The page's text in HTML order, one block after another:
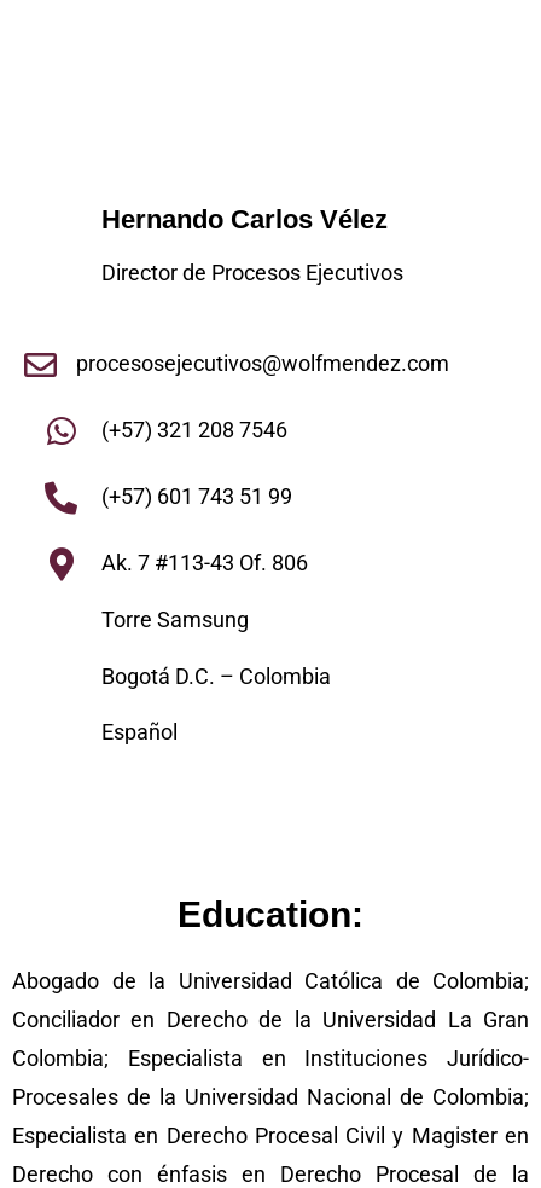
Hernando Carlos Vélez
Director de Procesos Ejecutivos
procesosejecutivos@wolfmendez.com
(+57) 321 208 7546
(+57) 601 743 51 99
Ak. 7 #113-43 Of. 806
Torre Samsung
Bogotá D.C. – Colombia
Español
Education:
Abogado de la Universidad Católica de Colombia;
Conciliador en Derecho de la Universidad La Gran
Colombia; Especialista en Instituciones Jurídico-
Procesales de la Universidad Nacional de Colombia;
Especialista en Derecho Procesal Civil y Magister en
Derecho con énfasis en Derecho Procesal de la